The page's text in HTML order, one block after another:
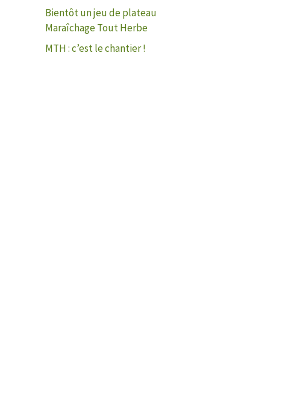
Bientôt un jeu de plateau
Maraîchage Tout Herbe
MTH : c’est le chantier !